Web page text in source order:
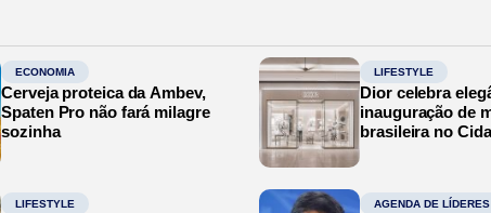
ECONOMIA
Cerveja proteica da Ambev,
Spaten Pro não fará milagre
sozinha
LIFESTYLE
Dior celebra
inauguração de
brasileira no
LIFESTYLE AGENDA DE LÍDERES